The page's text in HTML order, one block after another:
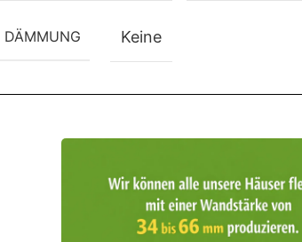
DÄMMUNG Keine